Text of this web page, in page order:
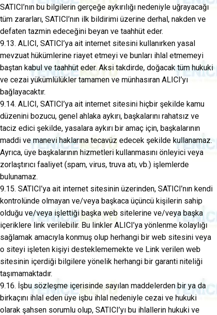
SATICI’nın bu bilgilerin gerçeğe aykırılığı nedeniyle uğrayacağı
tüm zararları, SATICI’nın ilk bildirimi üzerine derhal, nakden ve
defaten tazmin edeceğini beyan ve taahhüt eder.
9.13. ALICI, SATICI’ya ait internet sitesini kullanırken yasal
mevzuat hükümlerine riayet etmeyi ve bunları ihlal etmemeyi
baştan kabul ve taahhüt eder. Aksi takdirde, doğacak tüm hukuki
ve cezai yükümlülükler tamamen ve münhasıran ALICI’yı
bağlayacaktır.
9.14. ALICI, SATICI’ya ait internet sitesini hiçbir şekilde kamu
düzenini bozucu, genel ahlaka aykırı, başkalarını rahatsız ve
taciz edici şekilde, yasalara aykırı bir amaç için, başkalarının
maddi ve manevi haklarına tecavüz edecek şekilde kullanamaz.
Ayrıca, üye başkalarının hizmetleri kullanmasını önleyici veya
zorlaştırıcı faaliyet (spam, virus, truva atı, vb.) işlemlerde
bulunamaz.
9.15. SATICI’ya ait internet sitesinin üzerinden, SATICI’nın kendi
kontrolünde olmayan ve/veya başkaca üçüncü kişilerin sahip
olduğu ve/veya işlettiği başka web sitelerine ve/veya başka
içeriklere link verilebilir. Bu linkler ALICI’ya yönlenme kolaylığı
sağlamak amacıyla konmuş olup herhangi bir web sitesini veya
o siteyi işleten kişiyi desteklememekte ve Link verilen web
sitesinin içerdiği bilgilere yönelik herhangi bir garanti niteliği
taşımamaktadır.
9.16. İşbu sözleşme içerisinde sayılan maddelerden bir ya da
birkaçını ihlal eden üye işbu ihlal nedeniyle cezai ve hukuki
olarak şahsen sorumlu olup, SATICI’yı bu ihlallerin hukuki ve